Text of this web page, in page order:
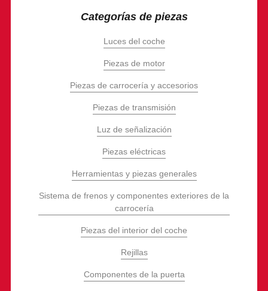
Categorías de piezas
Luces del coche
Piezas de motor
Piezas de carrocería y accesorios
Piezas de transmisión
Luz de señalización
Piezas eléctricas
Herramientas y piezas generales
Sistema de frenos y componentes exteriores de la
carrocería
Piezas del interior del coche
Rejillas
Componentes de la puerta